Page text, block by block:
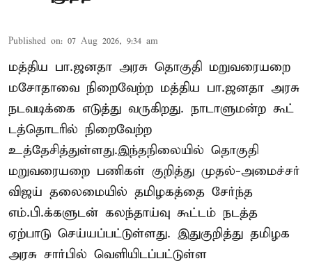
Published on: 07 Aug 2026, 9:34 am
மத்திய பா.ஜனதா அரசு தொகுதி மறுவரையறை
மசோதாவை நிறைவேற்ற மத்திய பா.ஜனதா அரசு
நடவடிக்கை எடுத்து வருகிறது. நாடாளுமன்ற கூட்
டத்தொடரில் நிறைவேற்ற
உத்தேசித்துள்ளது.இந்தநிலையில் தொகுதி
மறுவரையறை பணிகள் குறித்து முதல்-அமைச்சர்
விஜய் தலைமையில் தமிழகத்தை சேர்ந்த
எம்.பி.க்களுடன் கலந்தாய்வு கூட்டம் நடத்த
ஏற்பாடு செய்யப்பட்டுள்ளது. இதுகுறித்து தமிழக
அரசு சார்பில் வெளியிடப்பட்டுள்ள